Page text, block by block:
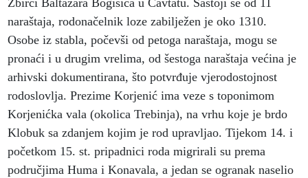
Zbirci Baltazara Bogišića u Cavtatu. Sastoji se od 11
naraštaja, rodonačelnik loze zabilježen je oko 1310.
Osobe iz stabla, počevši od petoga naraštaja, mogu se
pronaći i u drugim vrelima, od šestoga naraštaja većina je
arhivski dokumentirana, što potvrđuje vjerodostojnost
rodoslovlja. Prezime Korjenić ima veze s toponimom
Korjenićka vala (okolica Trebinja), na vrhu koje je brdo
Klobuk sa zdanjem kojim je rod upravljao. Tijekom 14. i
početkom 15. st. pripadnici roda migrirali su prema
područjima Huma i Konavala, a jedan se ogranak naselio